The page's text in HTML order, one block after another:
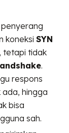
penyerang
koneksiSYN
tetapi tidak
.
respons
hingga
bisa
sah.